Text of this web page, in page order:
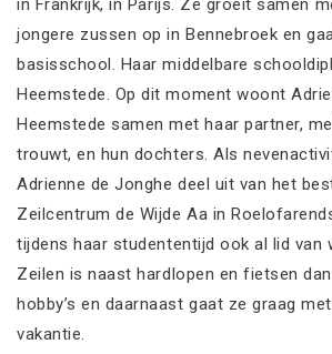
jongere zussen op in Bennebroek en
basisschool. Haar middelbare
Heemstede. Op dit moment woont
Heemstede samen met haar partner,
trouwt, en hun dochters. Als
Adrienne de Jonghe deel uit van het
Zeilcentrum de Wijde Aa in
tijdens haar studententijd ook al lid van
Zeilen is naast hardlopen en fietsen
hobby’s en daarnaast gaat ze graag
vakantie.